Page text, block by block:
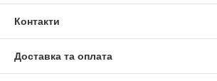
Контакти
Доставка та оплата